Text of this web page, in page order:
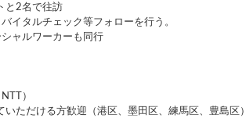
と2名で往訪
イタルチェック等フォローを行う。
ャルワーカーも同行
）
いただける方歓迎（港区、墨田区、練馬区、豊島区）